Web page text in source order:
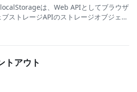
は、Web APIとしてブラウザ
ストレージAPIのストレージオブジェク
をペアとして保存する。セッションス
トアウト